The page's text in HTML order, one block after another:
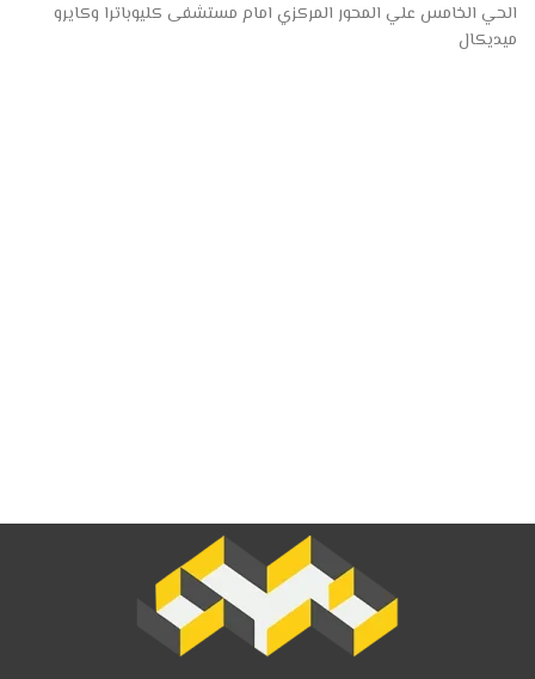
الحي الخامس علي المحور المركزي امام مستشفى كليوباترا وكايرو
ميديكال